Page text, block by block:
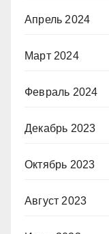
Апрель 2024
Март 2024
Февраль 2024
Декабрь 2023
Октябрь 2023
Август 2023